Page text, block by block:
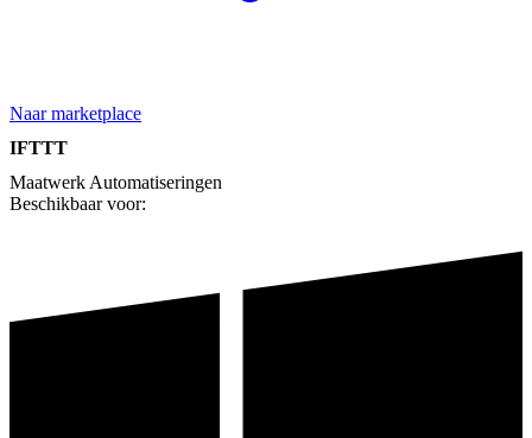
Naar marketplace
IFTTT
Maatwerk Automatiseringen
Beschikbaar voor: